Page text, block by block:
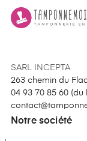
SARL INCEPTA
263 chemin du
04 93 70 85 60 (du
Notre société